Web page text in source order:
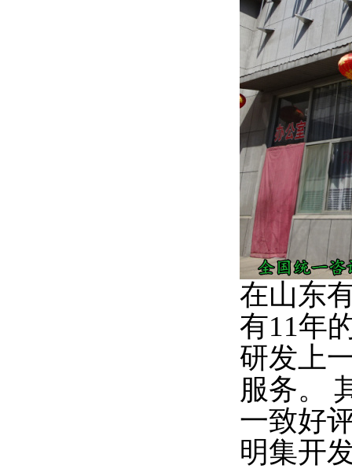
在山东
有11年
研发上
服务。
一致好
明集开